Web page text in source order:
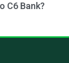
C6 Bank?